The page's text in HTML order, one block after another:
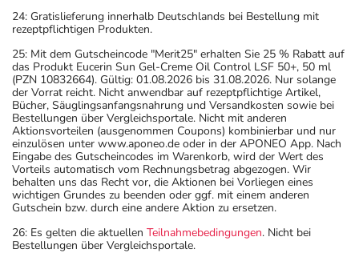
24: Gratislieferung innerhalb Deutschlands bei Bestellung mit
rezeptpflichtigen Produkten.
25: Mit dem Gutscheincode "Merit25" erhalten Sie 25 % Rabatt auf
das Produkt Eucerin Sun Gel-Creme Oil Control LSF 50+, 50 ml
(PZN 10832664). Gültig: 01.08.2026 bis 31.08.2026. Nur solange
der Vorrat reicht. Nicht anwendbar auf rezeptpflichtige Artikel,
Bücher, Säuglingsanfangsnahrung und Versandkosten sowie bei
Bestellungen über Vergleichsportale. Nicht mit anderen
Aktionsvorteilen (ausgenommen Coupons) kombinierbar und nur
einzulösen unter www.aponeo.de oder in der APONEO App. Nach
Eingabe des Gutscheincodes im Warenkorb, wird der Wert des
Vorteils automatisch vom Rechnungsbetrag abgezogen. Wir
behalten uns das Recht vor, die Aktionen bei Vorliegen eines
wichtigen Grundes zu beenden oder ggf. mit einem anderen
Gutschein bzw. durch eine andere Aktion zu ersetzen.
26: Es gelten die aktuellen Teilnahmebedingungen. Nicht bei
Bestellungen über Vergleichsportale.